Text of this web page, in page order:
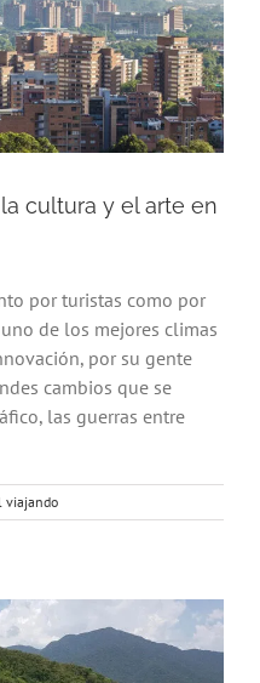
cultura y el arte en
por turistas como por
de los mejores climas
por su gente
cambios que se
las guerras entre
viajando